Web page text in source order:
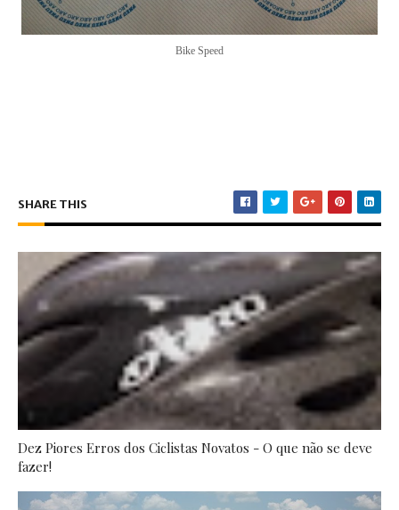
Bike Speed
SHARE THIS
Dez Piores Erros dos Ciclistas Novatos - O que não se deve
fazer!